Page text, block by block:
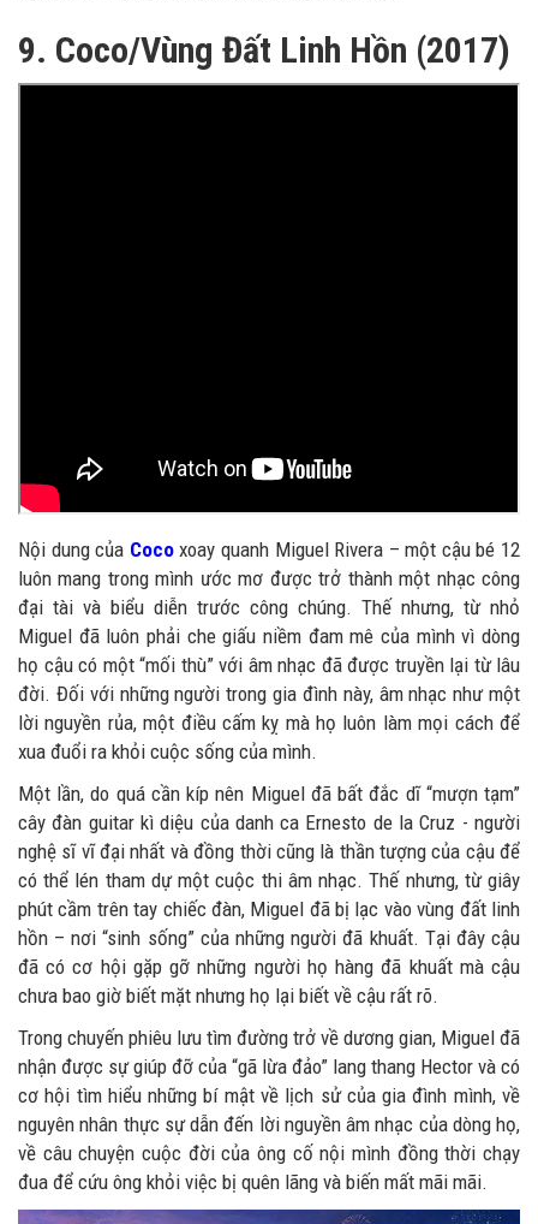
9. Coco/Vùng Đất Linh Hồn (2017)
Nội dung của Cocoxoay quanh Miguel Rivera – một cậu bé 12
luôn mang trong mình ước mơ được trở thành một nhạc công
đại tài và biểu diễn trước công chúng. Thế nhưng, từ nhỏ
Miguel đã luôn phải che giấu niềm đam mê của mình vì dòng
họ cậu có một “mối thù” với âm nhạc đã được truyền lại từ lâu
đời. Đối với những người trong gia đình này, âm nhạc như một
lời nguyền rủa, một điều cấm kỵ mà họ luôn làm mọi cách để
xua đuổi ra khỏi cuộc sống của mình.
Một lần, do quá cần kíp nên Miguel đã bất đắc dĩ “mượn tạm”
cây đàn guitar kì diệu của danh ca Ernesto de la Cruz - người
nghệ sĩ vĩ đại nhất và đồng thời cũng là thần tượng của cậu để
có thể lén tham dự một cuộc thi âm nhạc. Thế nhưng, từ giây
phút cầm trên tay chiếc đàn, Miguel đã bị lạc vào vùng đất linh
hồn – nơi “sinh sống” của những người đã khuất. Tại đây cậu
đã có cơ hội gặp gỡ những người họ hàng đã khuất mà cậu
chưa bao giờ biết mặt nhưng họ lại biết về cậu rất rõ.
Trong chuyến phiêu lưu tìm đường trở về dương gian, Miguel đã
nhận được sự giúp đỡ của “gã lừa đảo” lang thang Hector và có
cơ hội tìm hiểu những bí mật về lịch sử của gia đình mình, về
nguyên nhân thực sự dẫn đến lời nguyền âm nhạc của dòng họ,
về câu chuyện cuộc đời của ông cố nội mình đồng thời chạy
đua để cứu ông khỏi việc bị quên lãng và biến mất mãi mãi.